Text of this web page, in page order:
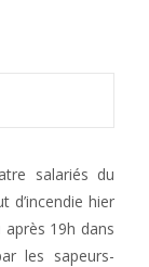
salariés du
d’incendie hier
après 19h dans
les sapeurs-